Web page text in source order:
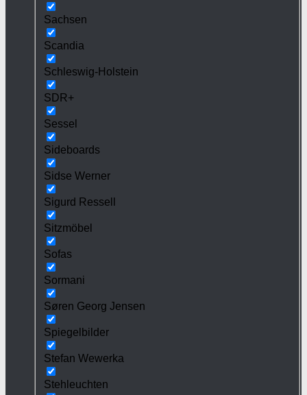
Sachsen
Scandia
Schleswig-Holstein
SDR+
Sessel
Sideboards
Sidse Werner
Sigurd Ressell
Sitzmöbel
Sofas
Sormani
Søren Georg Jensen
Spiegelbilder
Stefan Wewerka
Stehleuchten